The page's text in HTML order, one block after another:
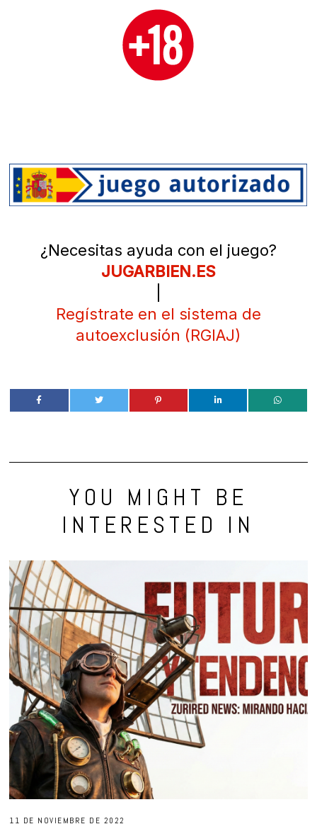
¿Necesitas ayuda con el juego?
JUGARBIEN.ES
Regístrate en el sistema de
autoexclusión (RGIAJ)
YOU MIGHT BE
INTERESTED IN
11 DE NOVIEMBRE DE 2022